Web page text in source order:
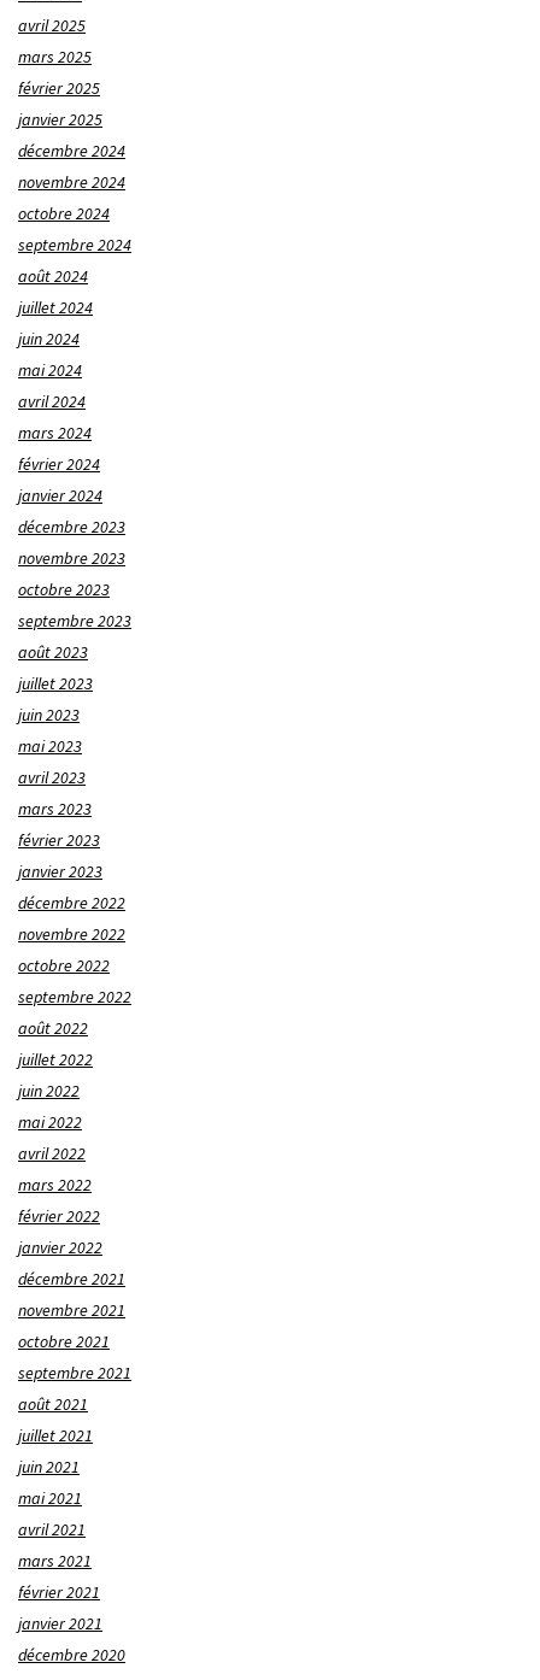
avril 2025
mars 2025
février 2025
janvier 2025
décembre 2024
novembre 2024
octobre 2024
septembre 2024
août 2024
juillet 2024
juin 2024
mai 2024
avril 2024
mars 2024
février 2024
janvier 2024
décembre 2023
novembre 2023
octobre 2023
septembre 2023
août 2023
juillet 2023
juin 2023
mai 2023
avril 2023
mars 2023
février 2023
janvier 2023
décembre 2022
novembre 2022
octobre 2022
septembre 2022
août 2022
juillet 2022
juin 2022
mai 2022
avril 2022
mars 2022
février 2022
janvier 2022
décembre 2021
novembre 2021
octobre 2021
septembre 2021
août 2021
juillet 2021
juin 2021
mai 2021
avril 2021
mars 2021
février 2021
janvier 2021
décembre 2020